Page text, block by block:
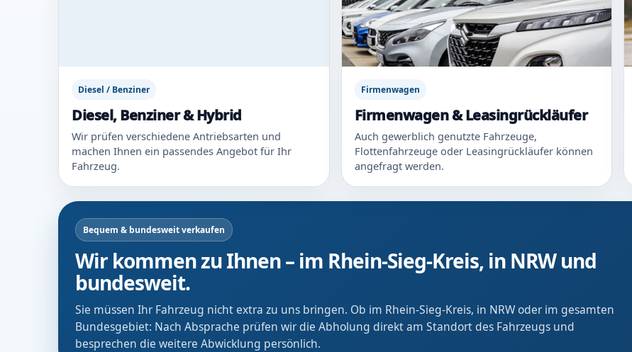
Diesel / Benziner
Diesel, Benziner & Hybrid
Wir prüfen verschiedene Antriebsarten und
machen Ihnen ein passendes Angebot für Ihr
Fahrzeug.
Firmenwagen
Firmenwagen & Leasingrückläufer
Auch gewerblich genutzte Fahrzeuge,
Flottenfahrzeuge oder Leasingrückläufer können
angefragt werden.
Bequem & bundesweit verkaufen
Wir kommen zu Ihnen – im Rhein-Sieg-Kreis, in NRW und
bundesweit.
Sie müssen Ihr Fahrzeug nicht extra zu uns bringen. Ob im Rhein-Sieg-Kreis, in NRW oder im gesamten
Bundesgebiet: Nach Absprache prüfen wir die Abholung direkt am Standort des Fahrzeugs und
besprechen die weitere Abwicklung persönlich.